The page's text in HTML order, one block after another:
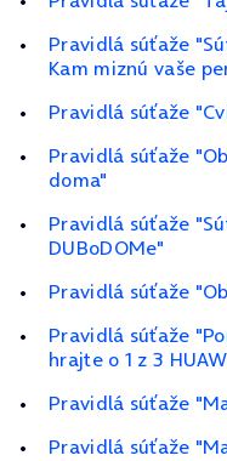
Pravidlá súťaže
Kam miznú vaše
Pravidlá súťaže
Pravidlá súťaže
doma"
Pravidlá súťaže
DUBoDOMe"
Pravidlá súťaže
Pravidlá súťaže
hrajte o 1 z 3
Pravidlá súťaže
Pravidlá súťaže